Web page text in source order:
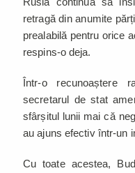
retragă din anumite
prealabilă pentru orice
respins-o deja.
Într-o recunoaștere
secretarul de stat
sfârșitul lunii mai că
au ajuns efectiv într-un
Cu toate acestea,